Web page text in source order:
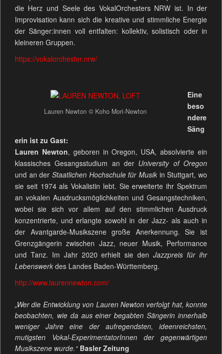
die Herz und Seele des VokalOrchesters NRW ist. In der
Improvisation kann sich die kreative und stimmliche Energie
der Sänger:innen voll entfalten: kollektiv, solistisch oder in
kleineren Gruppen.
https://vokalorchester.nrw/
Lauren Newton © Koho Mori-Newton
Eine
beso
ndere
Säng
erin ist zu Gast:
Lauren Newton, geboren in Oregon, USA, absolvierte ein
klassisches Gesangsstudium an der University of Oregon
und an der Staatlichen Hochschule für Musik in Stuttgart, wo
sie seit 1974 als Vokalistin lebt. Sie erweiterte ihr Spektrum
an vokalen Ausdrucksmöglichkeiten und Gesangstechniken,
wobei sie sich vor allem auf den stimmlichen Ausdruck
konzentrierte, und erlangte sowohl in der Jazz- als auch in
der Avantgarde-Musikszene große Anerkennung. Sie ist
Grenzgängerin zwischen Jazz, neuer Musik, Performance
und Tanz. Im Jahr 2020 erhielt sie denJazzpreis für ihr
Lebenswerkdes Landes Baden-Württemberg.
http://www.laurennewton.com/
„Wer die Entwicklung von Lauren Newton verfolgt hat, konnte
beobachten, wie da aus einer begabten Sängerin innerhalb
weniger Jahre eine der aufregendsten, ideenreichsten,
mutigsten Vokal-ExperimentatorInnen der gegenwärtigen
Musikszene wurde.“ Basler Zeitung